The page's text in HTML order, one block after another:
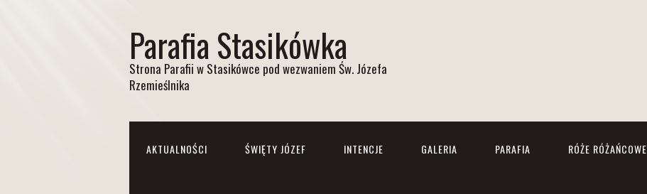
Parafia Stasikówka
Strona Parafii w Stasikówce pod wezwaniem Św. Józefa
Rzemieślnika
AKTUALNOŚCI ŚWIĘTY JÓZEF INTENCJE GALERIA PARAFIA RÓŻE RÓŻAŃCOWE